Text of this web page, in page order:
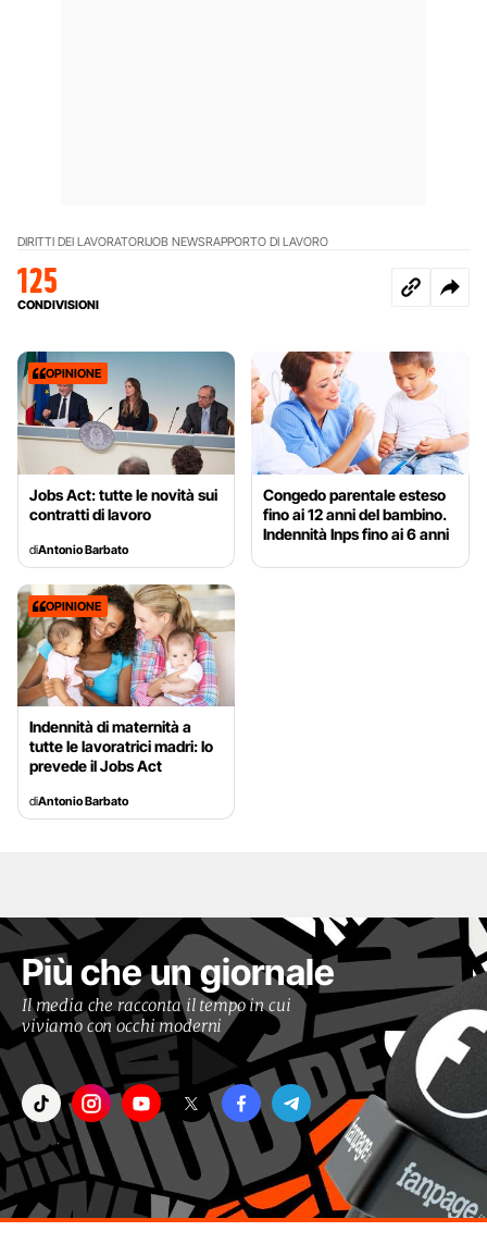
DIRITTI DEI LAVORATORIJOB NEWSRAPPORTO DI LAVORO
125
CONDIVISIONI
OPINIONE
Jobs Act: tutte le novità sui
contratti di lavoro
diAntonio Barbato
Congedo parentale esteso
fino ai 12 anni del bambino.
Indennità Inps fino ai 6 anni
OPINIONE
Indennità di maternità a
tutte le lavoratrici madri: lo
prevede il Jobs Act
diAntonio Barbato
Più che un giornale
Il media che racconta il tempo in cui
viviamo con occhi moderni